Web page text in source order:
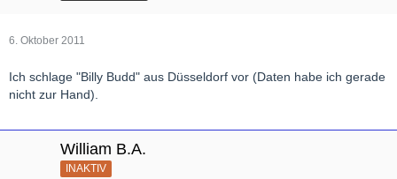
6. Oktober 2011
Ich schlage "Billy Budd" aus Düsseldorf vor (Daten habe ich gerade
nicht zur Hand).
William B.A.
INAKTIV